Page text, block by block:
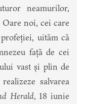
neamurilor,
noi, cei care
uităm că
față de cei
vast și plin de
salvarea
Herald, 18 iunie